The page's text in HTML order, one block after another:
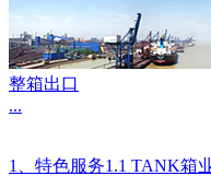
整箱出口
...
1、特色服务1.1 TANK箱